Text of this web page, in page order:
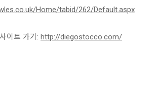
Home/tabid/262/Default.aspx
이트 가기: http://diegostocco.com/